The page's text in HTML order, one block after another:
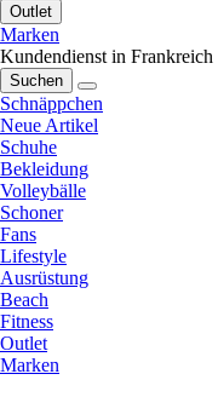
Outlet
Marken
Kundendienst in Frankreich
Suchen
Schnäppchen
Neue Artikel
Schuhe
Bekleidung
Volleybälle
Schoner
Fans
Lifestyle
Ausrüstung
Beach
Fitness
Outlet
Marken